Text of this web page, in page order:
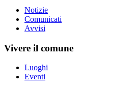
Notizie
Comunicati
Avvisi
Vivere il comune
Luoghi
Eventi